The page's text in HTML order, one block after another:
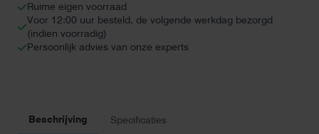
Ruime eigen voorraad
Voor 12:00 uur besteld, de volgende werkdag bezorgd
(indien voorradig)
Persoonlijk advies van onze experts
Beschrijving Specificaties